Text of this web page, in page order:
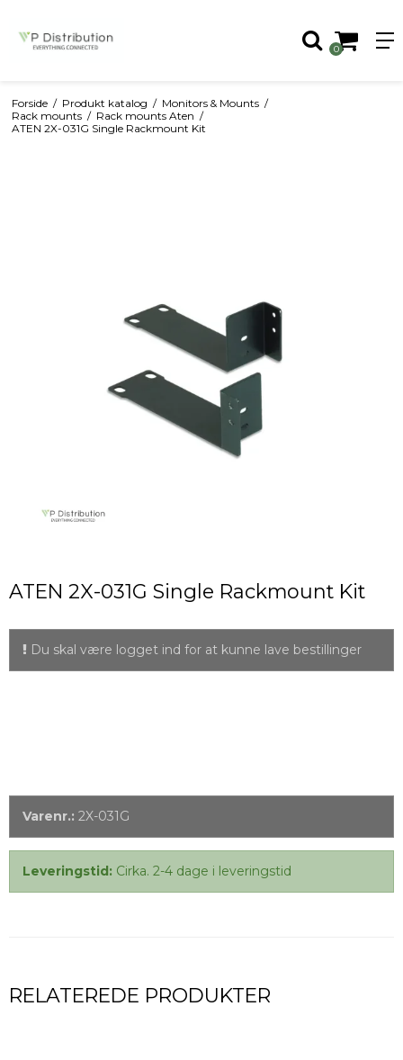
0
Forside / Produkt katalog / Monitors & Mounts /
Rack mounts / Rack mounts Aten /
ATEN 2X-031G Single Rackmount Kit
ATEN 2X-031G Single Rackmount Kit
Du skal være logget ind for at kunne lave bestillinger
Varenr.: 2X-031G
Leveringstid: Cirka. 2-4 dage i leveringstid
RELATEREDE PRODUKTER